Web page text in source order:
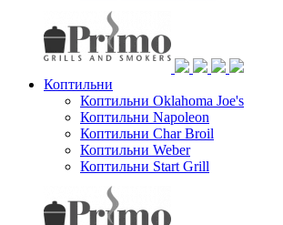
Коптильни
Коптильни Oklahoma Joe's
Коптильни Napoleon
Коптильни Char Broil
Коптильни Weber
Коптильни Start Grill